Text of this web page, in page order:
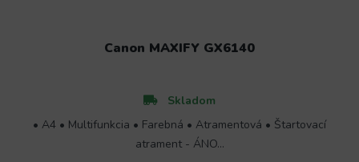
Canon MAXIFY GX6140
Skladom
• A4 • Multifunkcia • Farebná • Atramentová • Štartovací
atrament - ÁNO...